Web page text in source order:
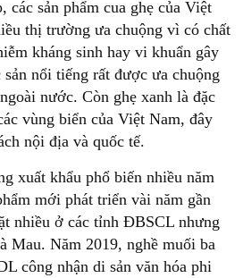
các sản phẩm cua ghẹ của Việt
thị trường ưa chuộng vì có chất
kháng sinh hay vi khuẩn gây
nổi tiếng rất được ưa chuộng
nước. Còn ghẹ xanh là đặc
vùng biển của Việt Nam, đây
nội địa và quốc tế.
xuất khẩu phổ biến nhiều năm
mới phát triển vài năm gần
nhiều ở các tỉnh ĐBSCL nhưng
Mau. Năm 2019, nghề muối ba
công nhận di sản văn hóa phi